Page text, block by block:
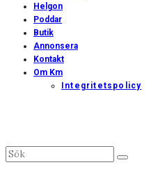
Helgon
Poddar
Butik
Annonsera
Kontakt
Om Km
Integritetspolicy